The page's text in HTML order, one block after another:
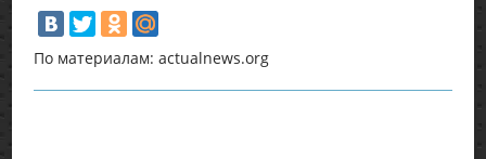
По материалам: actualnews.org